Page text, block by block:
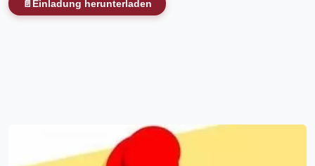
📄 Einladung herunterladen